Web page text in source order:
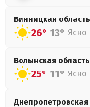
Винницкая область
26° 13° Ясно
Волынская область
25° 11° Ясно
Днепропетровская